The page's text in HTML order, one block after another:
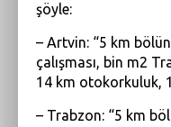
şöyle:
– Artvin: “5 km
çalışması, bin m2
14 km otokorkuluk,
– Trabzon: “5 km